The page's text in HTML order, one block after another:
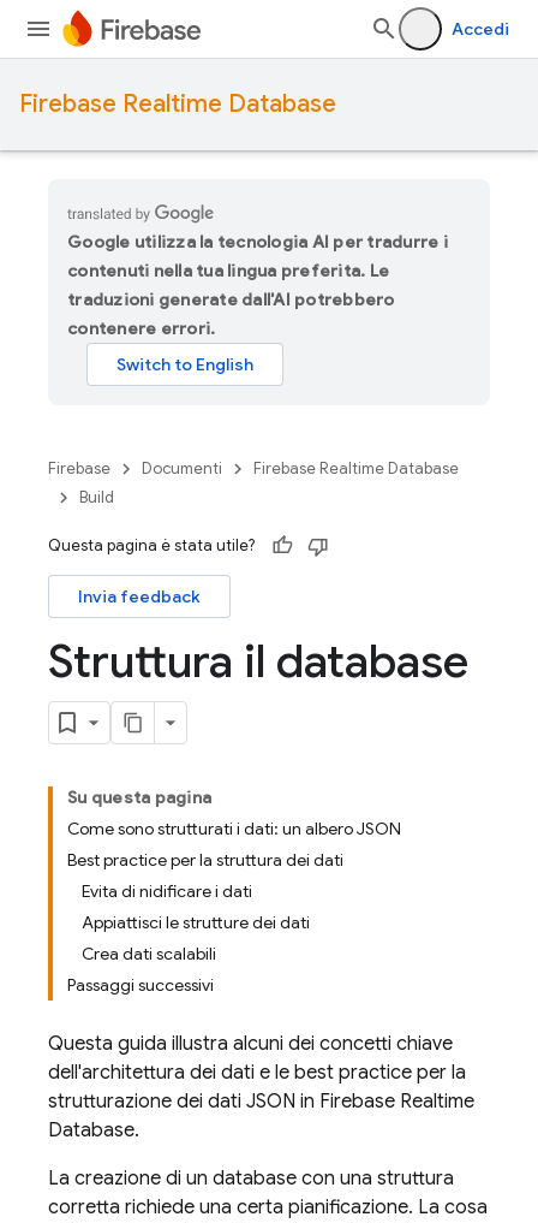
Accedi
Firebase Realtime Database
Google utilizza la tecnologia AI per tradurre i
contenuti nella tua lingua preferita. Le
traduzioni generate dall'AI potrebbero
contenere errori.
Firebase Documenti
Firebase Realtime Database
Build
Questa pagina è stata utile?
Invia feedback
Struttura il database
Su questa pagina
Come sono strutturati i dati: un albero JSON
Best practice per la struttura dei dati
Evita di nidificare i dati
Appiattisci le strutture dei dati
Crea dati scalabili
Passaggi successivi
Questa guida illustra alcuni dei concetti chiave
dell'architettura dei dati e le best practice per la
strutturazione dei dati JSON in Firebase Realtime
Database.
La creazione di un database con una struttura
corretta richiede una certa pianificazione. La cosa